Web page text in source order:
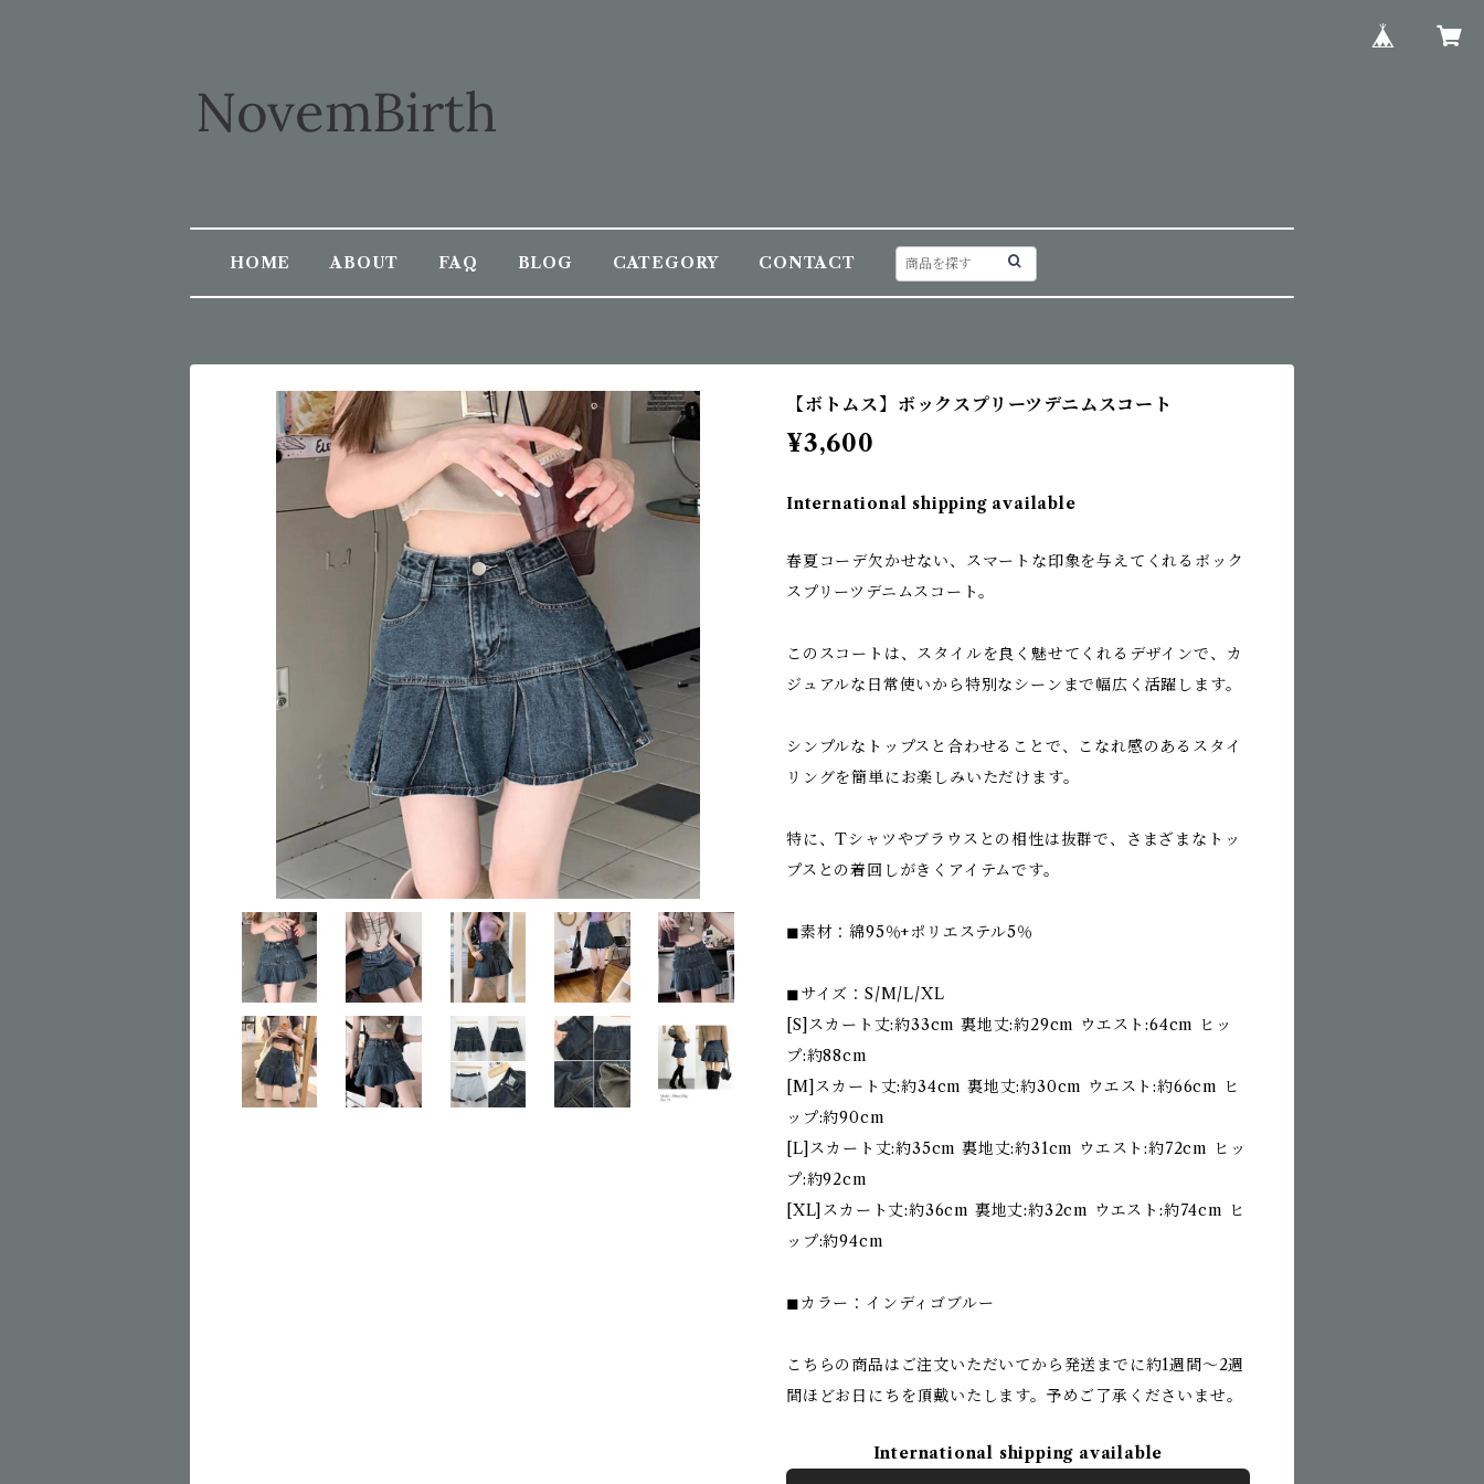
HOME ABOUT FAQ BLOG CATEGORY CONTACT
【ボトムス】ボックスプリーツデニムスコート
¥3,600
International shipping available
春夏コーデ欠かせない、スマートな印象を与えてくれるボック
スプリーツデニムスコート。
このスコートは、スタイルを良く魅せてくれるデザインで、カ
ジュアルな日常使いから特別なシーンまで幅広く活躍します。
シンプルなトップスと合わせることで、こなれ感のあるスタイ
リングを簡単にお楽しみいただけます。
特に、Tシャツやブラウスとの相性は抜群で、さまざまなトッ
プスとの着回しがきくアイテムです。
◼︎素材：綿95％+ポリエステル5％
◼︎サイズ：S/M/L/XL
[S]スカート丈:約33cm 裏地丈:約29cm ウエスト:64cm ヒッ
プ:約88cm
[M]スカート丈:約34cm 裏地丈:約30cm ウエスト:約66cm ヒ
ップ:約90cm
[L]スカート丈:約35cm 裏地丈:約31cm ウエスト:約72cm ヒッ
プ:約92cm
[XL]スカート丈:約36cm 裏地丈:約32cm ウエスト:約74cm ヒ
ップ:約94cm
◼︎カラー：インディゴブルー
こちらの商品はご注文いただいてから発送までに約1週間〜2週
間ほどお日にちを頂戴いたします。予めご了承くださいませ。
International shipping available